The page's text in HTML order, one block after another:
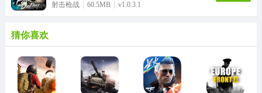
射击枪战 60.5MB v1.0.3.1
猜你喜欢